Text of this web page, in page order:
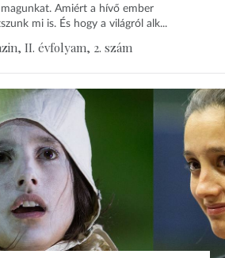
Amiért a hívő ember
mi is. És hogy a világról alk...
II. évfolyam, 2. szám